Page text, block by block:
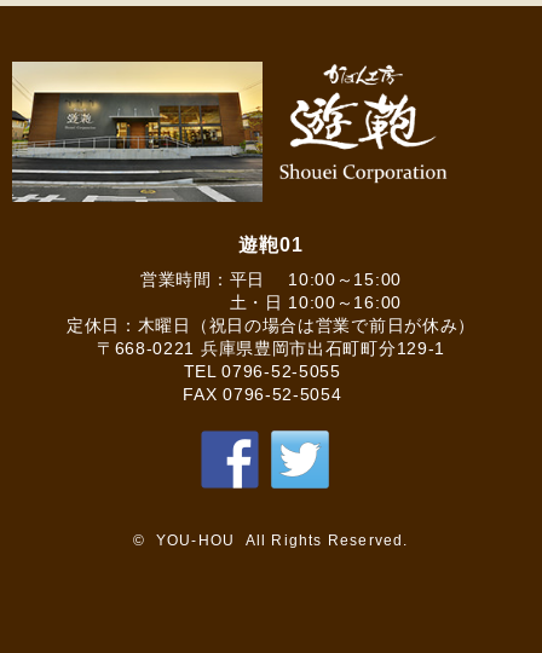
遊鞄01
営業時間：平日 10:00～15:00
土・日 10:00～16:00
定休日：木曜日（祝日の場合は営業で前日が休み）
〒668-0221 兵庫県豊岡市出石町町分129-1
TEL0796-52-5055
FAX 0796-52-5054
© YOU-HOU All Rights Reserved.